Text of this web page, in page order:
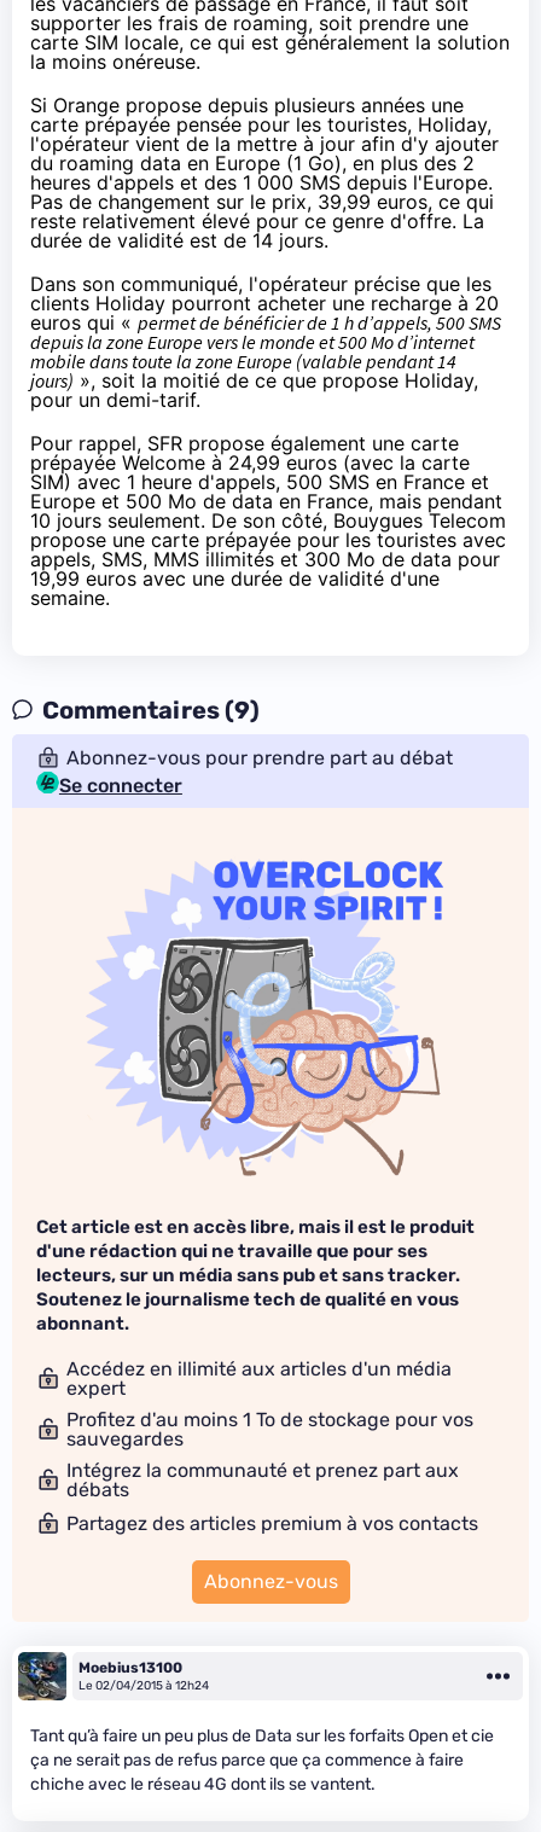
supporter les frais de roaming, soit prendre une
carte SIM locale, ce qui est généralement la solution
la moins onéreuse.
Si Orange propose depuis plusieurs années une
carte prépayée pensée pour les touristes, Holiday,
l'opérateur vient de la mettre à jour afin d'y ajouter
du roaming data en Europe (1 Go), en plus des 2
heures d'appels et des 1 000 SMS depuis l'Europe.
Pas de changement sur le prix, 39,99 euros, ce qui
reste relativement élevé pour ce genre d'offre. La
durée de validité est de 14 jours.
Dans son communiqué, l'opérateur précise que les
clients Holiday pourront acheter une recharge à 20
euros qui « permet de bénéficier de 1 h d’appels, 500 SMS
depuis la zone Europe vers le monde et 500 Mo d’internet
mobile dans toute la zone Europe (valable pendant 14
jours) », soit la moitié de ce que propose Holiday,
pour un demi-tarif.
Pour rappel, SFR propose également une carte
prépayée Welcome à 24,99 euros (avec la carte
SIM) avec 1 heure d'appels, 500 SMS en France et
Europe et 500 Mo de data en France, mais pendant
10 jours seulement. De son côté, Bouygues Telecom
propose une carte prépayée pour les touristes avec
appels, SMS, MMS illimités et 300 Mo de data pour
19,99 euros avec une durée de validité d'une
semaine.
Commentaires (9)
Abonnez-vous pour prendre part au débat
Se connecter
Cet article est en accès libre, mais il est le produit
d'une rédaction qui ne travaille que pour ses
lecteurs, sur un média sans pub et sans tracker.
Soutenez le journalisme tech de qualité en vous
abonnant.
Accédez en illimité aux articles d'un média
expert
Profitez d'au moins 1 To de stockage pour vos
sauvegardes
Intégrez la communauté et prenez part aux
débats
Partagez des articles premium à vos contacts
Abonnez-vous
Moebius13100
Le 02/04/2015 à 12h24
Tant qu’à faire un peu plus de Data sur les forfaits Open et cie
ça ne serait pas de refus parce que ça commence à faire
chiche avec le réseau 4G dont ils se vantent.